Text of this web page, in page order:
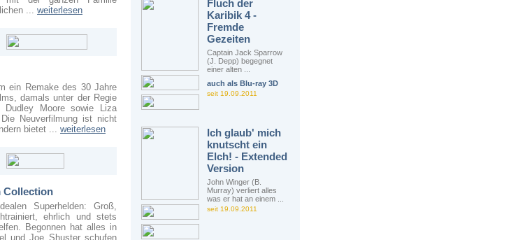
... weiterlesen
ein Remake des 30 Jahre
damals unter der Regie
Moore sowie Liza
Neuverfilmung ist nicht
bietet ... weiterlesen
Collection
Superhelden: Groß,
ehrlich und stets
Begonnen hat alles in
und Joe Shuster schufen
Fluch der
Karibik 4 -
Fremde
Gezeiten
Captain Jack Sparrow
(J. Depp) begegnet
einer alten ...
auch als Blu-ray 3D
seit 19.09.2011
Ich glaub' mich
knutscht ein
Elch! - Extended
Version
John Winger (B.
Murray) verliert alles
was er hat an einem ...
seit 19.09.2011